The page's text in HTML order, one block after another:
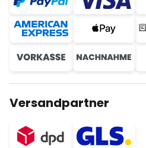
Versandpartner